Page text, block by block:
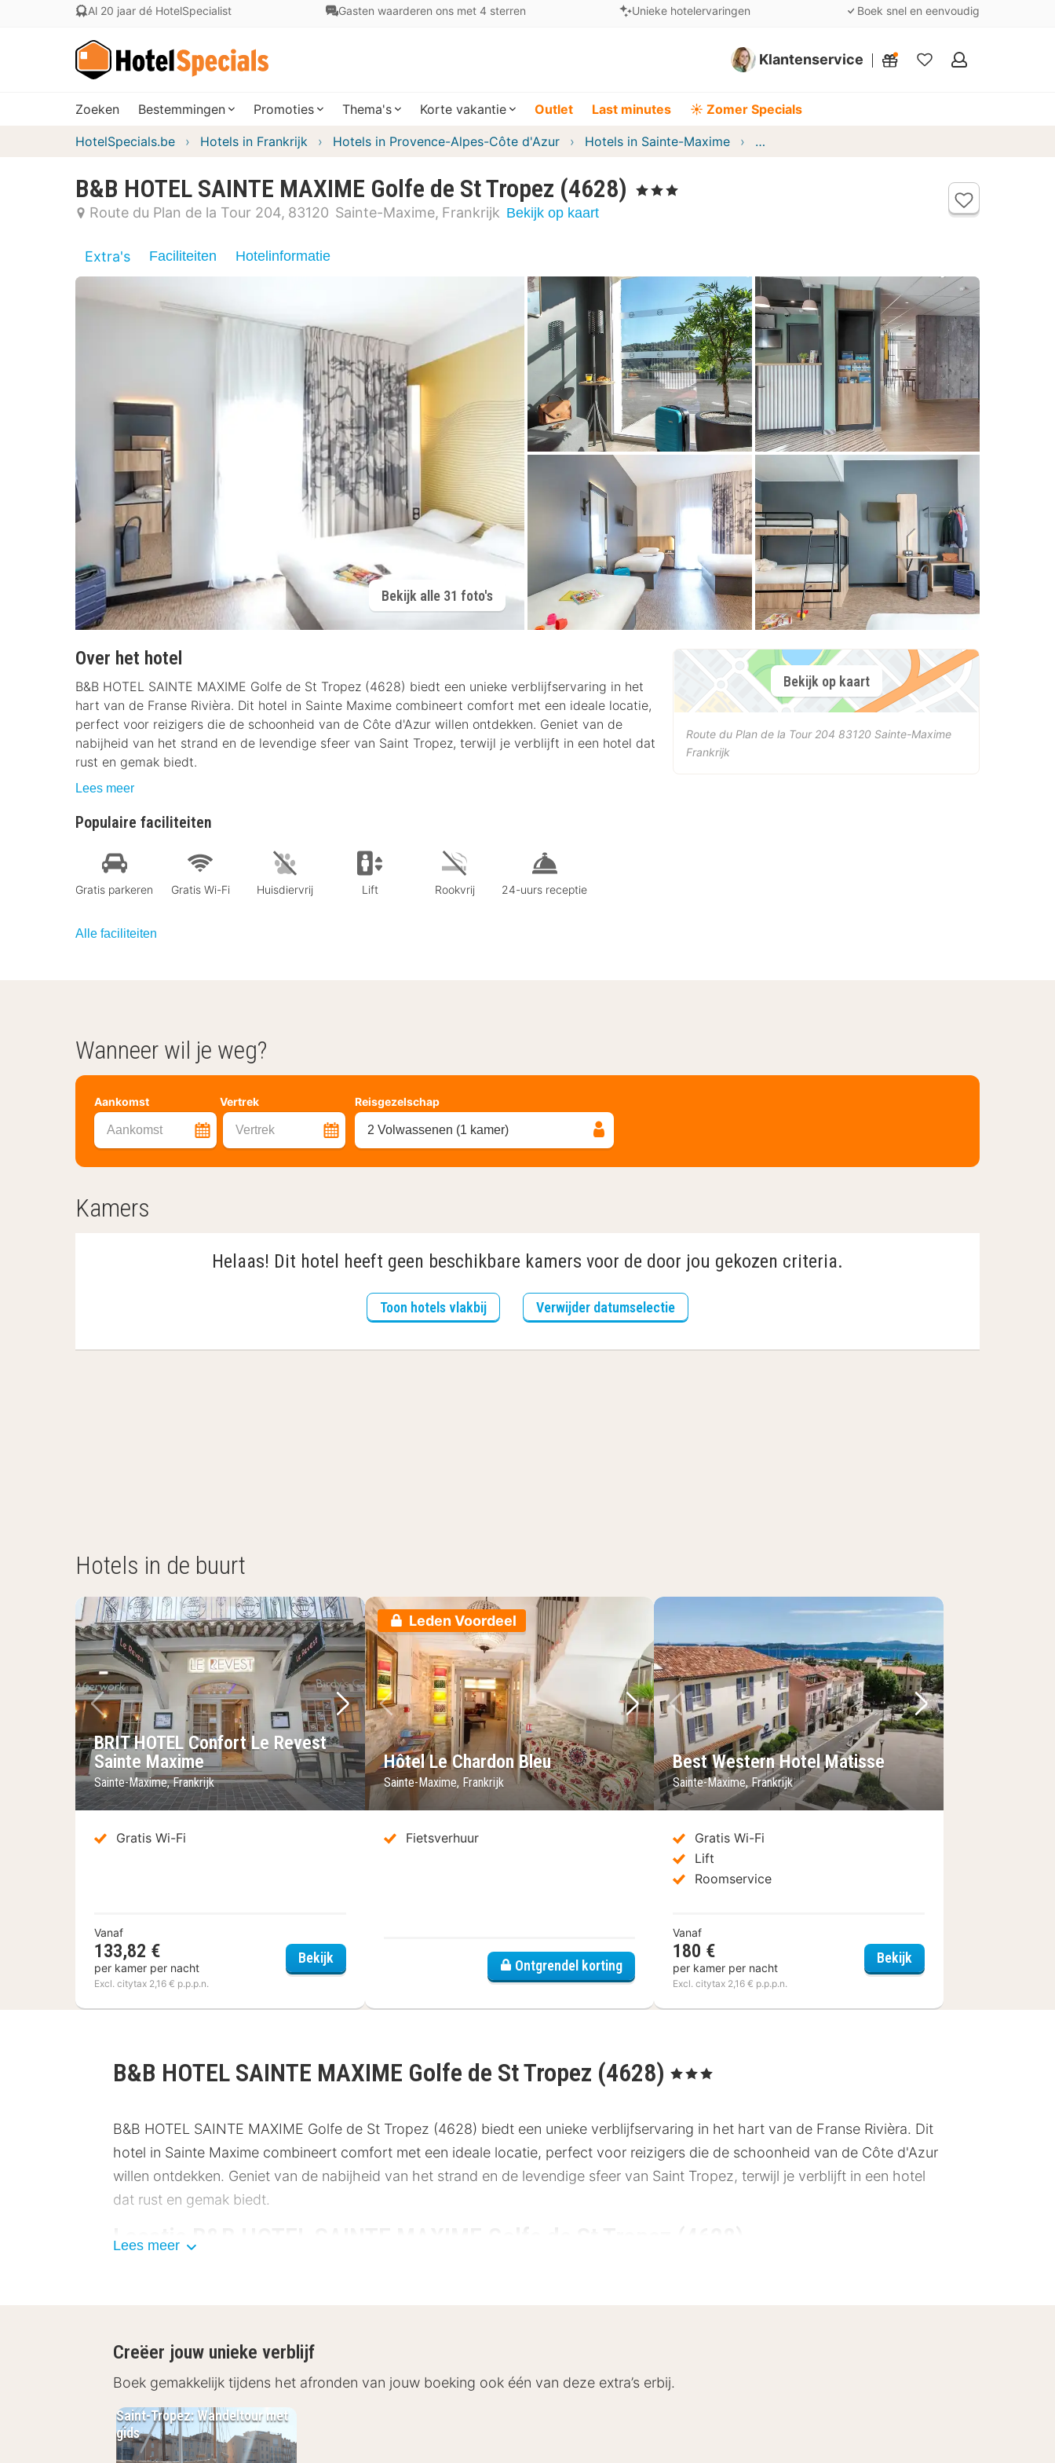
Al 20 jaar dé HotelSpecialist Gasten waarderen ons met 4 sterren Unieke hotelervaringen Boek snel en eenvoudig
Klantenservice
Mijn
Zoeken Bestemmingen Promoties Thema's Korte vakantie Outlet Last minutes ☀️ Zomer Specials
HotelSpecials.be Hotels in Frankrijk Hotels in Provence-Alpes-Côte d'Azur Hotels in Sainte-Maxime B&B HOTEL SAINTE MAXIME Golfe de St Tropez
B&B HOTEL SAINTE MAXIME Golfe de St Tropez (4628) , 3 Sterren
Route du Plan de la Tour 204 83120 Sainte-Maxime Frankrijk Bekijk op kaart
Extra's Faciliteiten Hotelinformatie
Bekijk alle 31 foto's
Over het hotel
B&B HOTEL SAINTE MAXIME Golfe de St Tropez (4628) biedt een unieke verblijfservaring in het
hart van de Franse Rivièra. Dit hotel in Sainte Maxime combineert comfort met een ideale locatie,
perfect voor reizigers die de schoonheid van de Côte d'Azur willen ontdekken. Geniet van de
nabijheid van het strand en de levendige sfeer van Saint Tropez, terwijl je verblijft in een hotel dat
rust en gemak biedt.
Lees meer
Populaire faciliteiten
Gratis parkeren Gratis Wi-Fi Huisdiervrij Lift Rookvrij 24-uurs receptie
Alle faciliteiten
Bekijk op kaart
Route du Plan de la Tour 204 83120 Sainte-Maxime
Frankrijk
Wanneer wil je weg?
Aankomst Vertrek
Aankomst Vertrek
Reisgezelschap
2 Volwassenen (1 kamer)
Kamers
Helaas! Dit hotel heeft geen beschikbare kamers voor de door jou gekozen criteria.
Toon hotels vlakbij Verwijder datumselectie
Hotels in de buurt
Vorige foto
Volgende foto
BRIT HOTEL Confort Le Revest
Sainte Maxime
Sainte-Maxime, Frankrijk
Gratis Wi-Fi
Vanaf
133,82 €
per kamer per nacht
Excl. citytax 2,16 € p.p.p.n.
BekijkBRIT HOTEL Confort Le Revest Sainte Maxime
Leden Voordeel
Vorige foto
Volgende foto
Hôtel Le Chardon Bleu
Sainte-Maxime, Frankrijk
Fietsverhuur
Ontgrendel korting
Vorige foto
Volgende foto
Best Western Hotel Matisse
Sainte-Maxime, Frankrijk
Gratis Wi-Fi
Lift
Roomservice
Vanaf
180 €
per kamer per nacht
Excl. citytax 2,16 € p.p.p.n.
BekijkBest Western Hotel
B&B HOTEL SAINTE MAXIME Golfe de St Tropez (4628) , 3 Sterren
B&B HOTEL SAINTE MAXIME Golfe de St Tropez (4628) biedt een unieke verblijfservaring in het hart van de Franse Rivièra. Dit
hotel in Sainte Maxime combineert comfort met een ideale locatie, perfect voor reizigers die de schoonheid van de Côte d'Azur
willen ontdekken. Geniet van de nabijheid van het strand en de levendige sfeer van Saint Tropez, terwijl je verblijft in een hotel
dat rust en gemak biedt.
Locatie B&B HOTEL SAINTE MAXIME Golfe de St Tropez (4628)
wie verder wil reizen, zijn er uitstekende busverbindingen en voldoende parkeergelegenheid bij het hotel.
Strand van Sainte Maxime: 300 meter
Golf de Saint Tropez: 10 kilometer
Port Grimaud: 12 kilometer
Saint Tropez: 15 kilometer
Lees meer
Creëer jouw unieke verblijf
Boek gemakkelijk tijdens het afronden van jouw boeking ook één van deze extra’s erbij.
Saint-Tropez: Wandeltour met
gids